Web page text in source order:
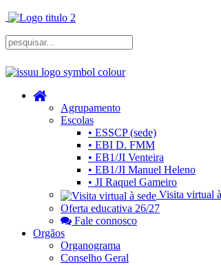
Agrupamento
Escolas
• ESSCP (sede)
• EBI D. FMM
• EB1/JI Venteira
• EB1/JI Manuel Heleno
• JI Raquel Gameiro
Visita virtual
Oferta educativa 26/27
Fale connosco
Orgãos
Organograma
Conselho Geral